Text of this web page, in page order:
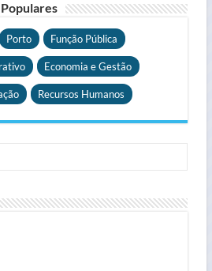
Porto Função Pública
Economia e Gestão
Recursos Humanos